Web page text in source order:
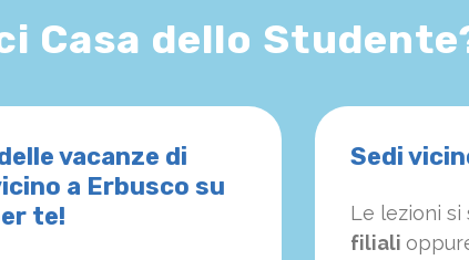
Casa dello
vacanze di
a Erbusco su
te!
Sedi
Le lezioni si
filiali